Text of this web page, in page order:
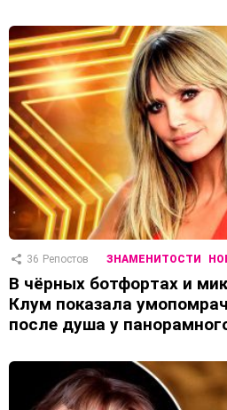
36 Репостов ЗНАМЕНИТОСТИ
В чёрных ботфортах и
Клум показала
после душа у